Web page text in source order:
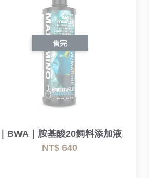
售完
｜BWA｜胺基酸20飼料添加液
NT$ 640